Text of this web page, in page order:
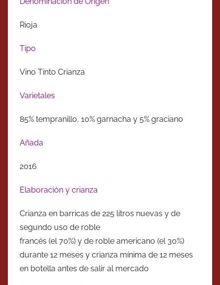
Rioja
Tipo
Vino Tinto Crianza
Varietales
85% tempranillo, 10% garnacha y 5% graciano
Añada
2016
Elaboración y crianza
Crianza en barricas de 225 litros nuevas y de
segundo uso de roble
francés (el 70%) y de roble americano (el 30%)
durante 12 meses y crianza mínima de 12 meses
en botella antes de salir al mercado